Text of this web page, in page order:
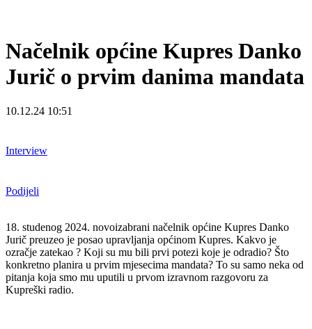
Načelnik općine Kupres Danko
Jurič o prvim danima mandata
10.12.24 10:51
Interview
Podijeli
18. studenog 2024. novoizabrani načelnik općine Kupres Danko
Jurič preuzeo je posao upravljanja općinom Kupres. Kakvo je
ozračje zatekao ? Koji su mu bili prvi potezi koje je odradio? Što
konkretno planira u prvim mjesecima mandata? To su samo neka od
pitanja koja smo mu uputili u prvom izravnom razgovoru za
Kupreški radio.